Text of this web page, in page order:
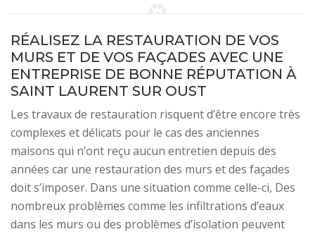
RÉALISEZ LA RESTAURATION DE VOS
MURS ET DE VOS FAÇADES AVEC UNE
ENTREPRISE DE BONNE RÉPUTATION À
SAINT LAURENT SUR OUST
Les travaux de restauration risquent d’être encore très
complexes et délicats pour le cas des anciennes
maisons qui n’ont reçu aucun entretien depuis des
années car une restauration des murs et des façades
doit s’imposer. Dans une situation comme celle-ci, Des
nombreux problèmes comme les infiltrations d’eaux
dans les murs ou des problèmes d’isolation peuvent